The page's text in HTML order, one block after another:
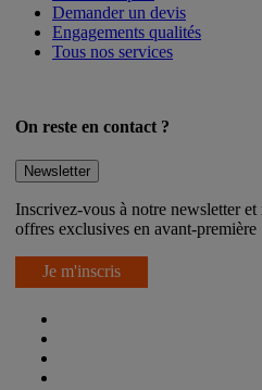
Demander un devis
Engagements qualités
Tous nos services
On reste en contact ?
Newsletter
Inscrivez-vous à notre newsletter
offres exclusives en avant-première
Je m'inscris